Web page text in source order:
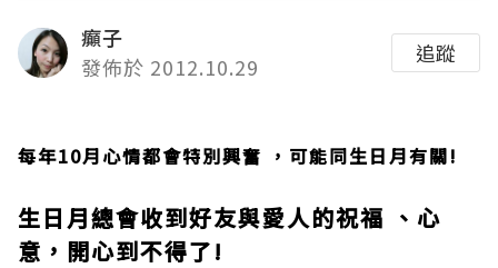
癲子
發佈於 2012.10.29
追蹤
每年10月心情都會特別興奮 ，可能同生日月有關!
生日月總會收到好友與愛人的祝福 、心
意，開心到不得了!